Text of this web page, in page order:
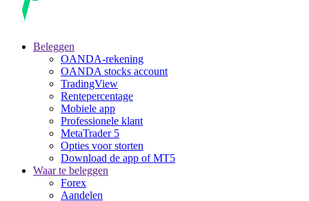
Beleggen
OANDA-rekening
OANDA stocks account
TradingView
Rentepercentage
Mobiele app
Professionele klant
MetaTrader 5
Opties voor storten
Download de app of MT5
Waar te beleggen
Forex
Aandelen